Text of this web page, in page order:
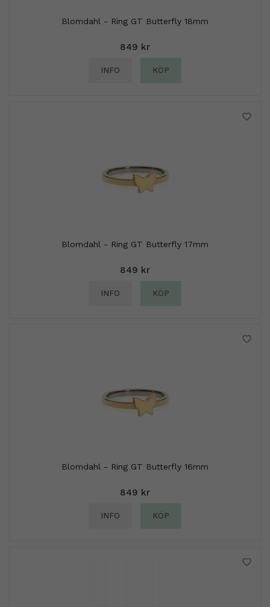
Blomdahl - Ring GT Butterfly 18mm
849 kr
INFO KÖP
Blomdahl - Ring GT Butterfly 17mm
849 kr
INFO KÖP
Blomdahl - Ring GT Butterfly 16mm
849 kr
INFO KÖP